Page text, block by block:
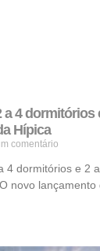
4 dormitórios
Hípica
comentário
dormitórios e 2
novo lançamento